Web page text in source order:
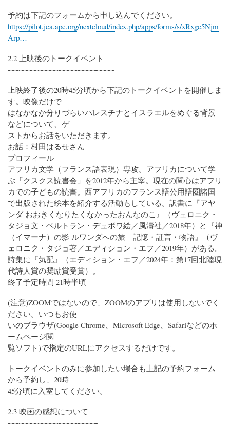
予約は下記のフォームから申し込んでください。
https://pilot.jca.apc.org/nextcloud/index.php/apps/forms/s/xRxgc5Njm
Arp…
2.2 上映後のトークイベント
~~~~~~~~~~~~~~~~~~~~~~~~~~
上映終了後の20時45分頃から下記のトークイベントを開催しま
す。映像だけで
はなかなか分りづらいパレスチナとイスラエルをめぐる背景
などについて、ゲ
ストからお話をいただきます。
お話：村田はるせさん
プロフィール
アフリカ文学（フランス語表現）専攻。アフリカについて学
ぶ「クスクス読書会」を2012年から主宰。現在の関心はアフリ
カでの子どもの読書。西アフリカのフランス語公用語圏諸国
で出版された絵本を紹介する活動もしている。訳書に『アヤ
ンダ おおきくなりたくなかったおんなのこ』（ヴェロニク・
タジョ文・ベルトラン・デュボワ絵／風濤社／2018年）と『神
（イマーナ）の影 ルワンダへの旅―記憶・証言・物語』（ヴ
ェロニク・タジョ著／エディション・エフ／2019年）がある。
詩集に『気配』（エディション・エフ／2024年：第17回北陸現
代詩人賞の奨励賞受賞）。
終了予定時間 21時半頃
(注意)ZOOMではないので、ZOOMのアプリは使用しないでく
ださい。いつもお使
いのブラウザ(Google Chrome、Microsoft Edge、Safariなどのホ
ームページ閲
覧ソフト)で指定のURLにアクセスするだけです。
トークイベントのみに参加したい場合も上記の予約フォーム
から予約し、20時
45分頃に入室してください。
2.3 映画の感想について